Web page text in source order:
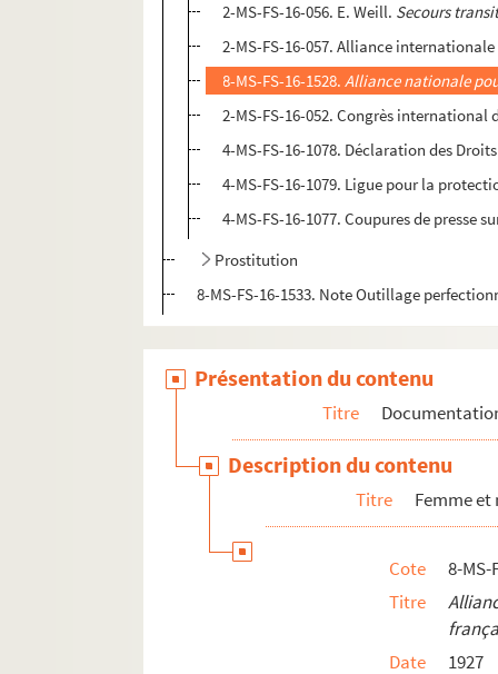
2-MS-FS-16-056. E. Weill. Secours
2-MS-FS-16-057. Alliance
8-MS-FS-16-1528.Alliance nationale
2-MS-FS-16-052. Congrès international
4-MS-FS-16-1078. Déclaration des
4-MS-FS-16-1079. Ligue pour la
4-MS-FS-16-1077. Coupures de presse
Prostitution
8-MS-FS-16-1533. Note Outillage
Présentation du contenu
Titre
Description du contenu
Titre Femme
Cote
8-MS-
Titre
Date
1927